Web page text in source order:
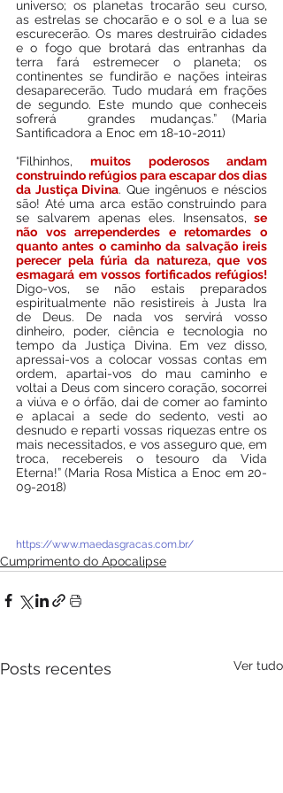
universo; os planetas trocarão seu curso,
as estrelas se chocarão e o sol e a lua se
escurecerão. Os mares destruirão cidades
e o fogo que brotará das entranhas da
terra fará estremecer o planeta; os
continentes se fundirão e nações inteiras
desaparecerão. Tudo mudará em frações
de segundo. Este mundo que conheceis
sofrerá  grandes mudanças.” (Maria
Santificadora a Enoc em 18-10-2011)
“Filhinhos, muitos poderosos andam
construindo refúgios para escapar dos dias
da Justiça Divina. Que ingênuos e néscios
são! Até uma arca estão construindo para
se salvarem apenas eles. Insensatos, se
não vos arrependerdes e retomardes o
quanto antes o caminho da salvação ireis
perecer pela fúria da natureza, que vos
esmagará em vossos fortificados refúgios!
Digo-vos, se não estais preparados
espiritualmente não resistireis à Justa Ira
de Deus. De nada vos servirá vosso
dinheiro, poder, ciência e tecnologia no
tempo da Justiça Divina. Em vez disso,
apressai-vos a colocar vossas contas em
ordem, apartai-vos do mau caminho e
voltai a Deus com sincero coração, socorrei
a viúva e o órfão, dai de comer ao faminto
e aplacai a sede do sedento, vesti ao
desnudo e reparti vossas riquezas entre os
mais necessitados, e vos asseguro que, em
troca, recebereis o tesouro da Vida
Eterna!” (Maria Rosa Mística a Enoc em 20-
09-2018)
https://www.maedasgracas.com.br/
Cumprimento do Apocalipse
Posts recentes Ver tudo